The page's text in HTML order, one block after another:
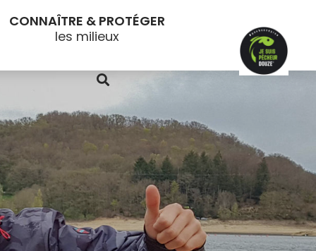
CONNAÎTRE & PROTÉGER